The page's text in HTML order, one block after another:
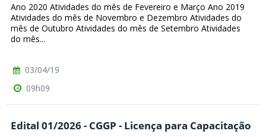
Ano 2020 Atividades do mês de Fevereiro e Março Ano 2019
Atividades do mês de Novembro e Dezembro Atividades do
mês de Outubro Atividades do mês de Setembro Atividades
do mês...
03/04/19
09h09
Edital 01/2026 - CGGP - Licença para Capacitação